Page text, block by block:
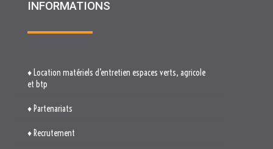
♦ Partenariats
♦ Recrutement
♦ Materiels BTP , Recyclage Environnement MEDIMAT
♦ Le Groupe RHF
♦ Plan du site